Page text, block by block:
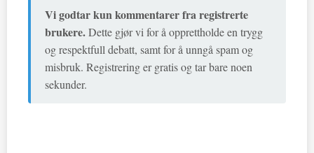
Vi godtar kun kommentarer fra registrerte
brukere.Dette gjør vi for å opprettholde en trygg
og respektfull debatt, samt for å unngå spam og
misbruk. Registrering er gratis og tar bare noen
sekunder.